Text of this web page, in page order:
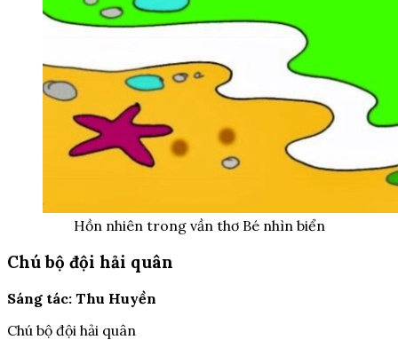
Hồn nhiên trong vần thơ Bé nhìn biển
Chú bộ đội hải quân
Sáng tác: Thu Huyền
Chú bộ đội hải quân